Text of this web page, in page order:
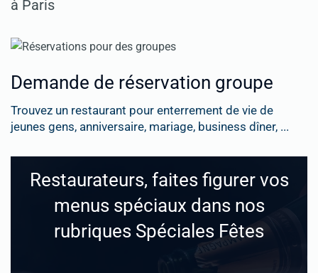
à Paris
Demande de réservation groupe
Trouvez un restaurant pour enterrement de vie de
jeunes gens, anniversaire, mariage, business dîner, ...
Restaurateurs, faites figurer vos
menus spéciaux dans nos
rubriques Spéciales Fêtes